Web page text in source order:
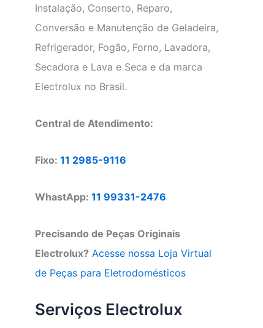
Instalação, Conserto, Reparo,
Conversão e Manutenção de Geladeira,
Refrigerador, Fogão, Forno, Lavadora,
Secadora e Lava e Seca e da marca
Electrolux no Brasil.
Central de Atendimento:
Fixo: 11 2985-9116
WhastApp: 11 99331-2476
Precisando de Peças Originais
Electrolux? Acesse nossa Loja Virtual
de Peças para Eletrodomésticos
Serviços Electrolux